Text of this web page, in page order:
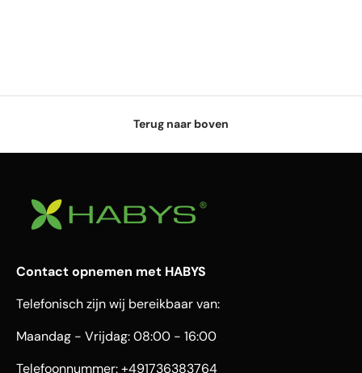
Terug naar boven
Contact opnemen met HABYS
Telefonisch zijn wij bereikbaar van:
Maandag - Vrijdag: 08:00 - 16:00
Telefoonnummer: +491736383764